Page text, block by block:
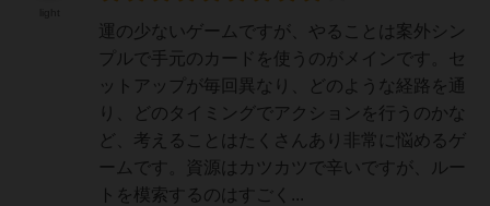
運の少ないゲームですが、やることは案外シン
プルで手元のカードを使うのがメインです。セ
ットアップが毎回異なり、どのような経路を通
り、どのタイミングでアクションを行うのかな
ど、考えることはたくさんあり非常に悩めるゲ
ームです。資源はカツカツで辛いですが、ルー
トを模索するのはすごく...